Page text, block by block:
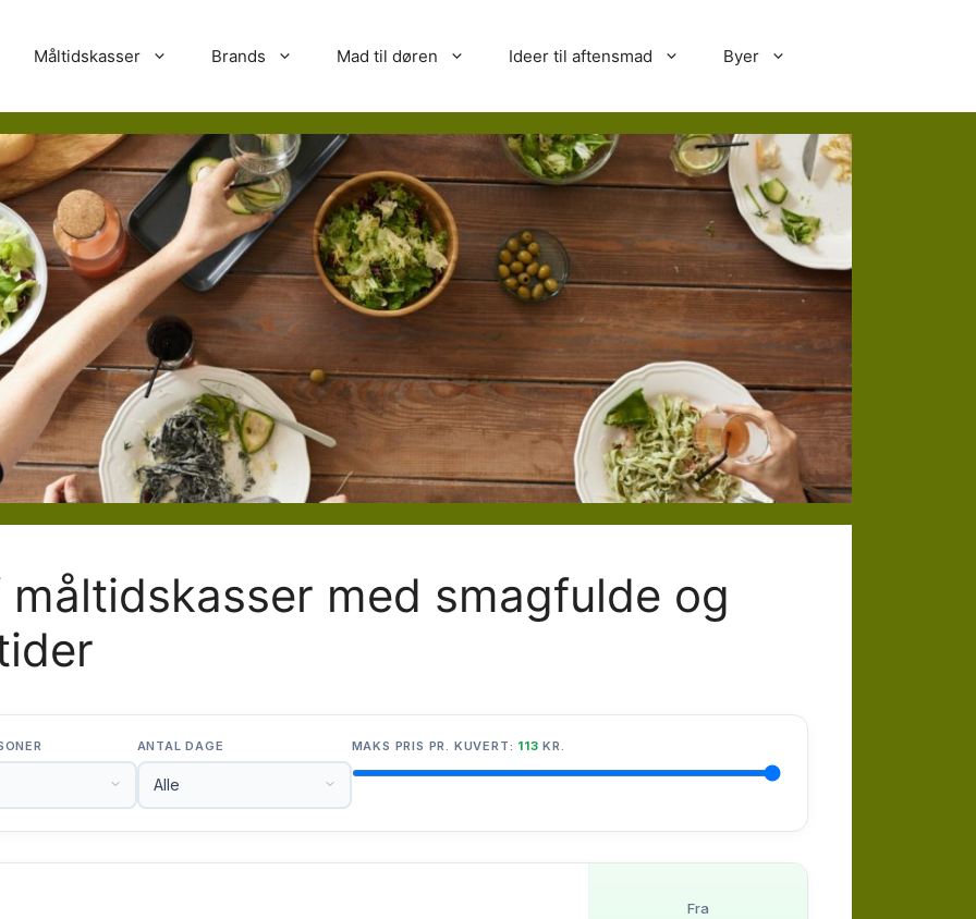
Måltidskasser Brands Mad til døren Ideer til aftensmad Byer
med smagfulde og
ANTAL DAGE MAKS PRIS PR. KUVERT: 113 KR.
Fra